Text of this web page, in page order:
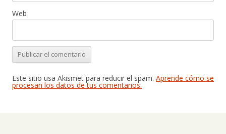
Web
Este sitio usa Akismet para reducir el spam. Aprende cómo se
procesan los datos de tus comentarios.